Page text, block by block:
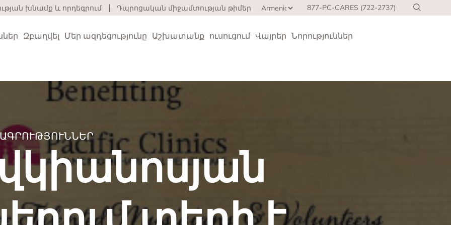
խնամք և որդեգրում Դպրոցական միջամտության թիմեր 877-PC-CARES (722-2737)
Զբաղվել Մեր ազդեցությունը Աշխատանք ուսուցում Վայրեր Նորություններ
առողջություն
Clinics-ը մատուցում է բարձրորակ վարքագծային
և սոցիալական ծառայություններ՝
մեծահասակների և ընտանիքների առողջության